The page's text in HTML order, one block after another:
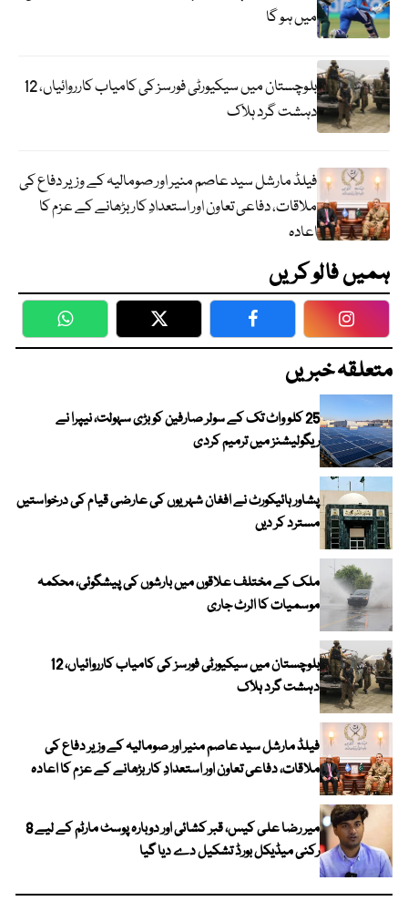
میں ہو گا
بلوچستان میں سیکیورٹی فورسز کی کامیاب کارروائیاں، 12
دہشت گرد ہلاک
فیلڈ مارشل سید عاصم منیر اور صومالیہ کے وزیر دفاع کی
ملاقات، دفاعی تعاون اور استعدادِ کار بڑھانے کے عزم کا
اعادہ
ہمیں فالو کریں
WhatsApp Twitter Facebook
متعلقہ خبریں
25 کلو واٹ تک کے سولر صارفین کو بڑی سہولت، نیپرا نے
ریگولیشنز میں ترمیم کردی
پشاور ہائیکورٹ نے افغان شہریوں کی عارضی قیام کی درخواستیں
مسترد کر دیں
ملک کے مختلف علاقوں میں بارشوں کی پیشگوئی، محکمہ
موسمیات کا الرٹ جاری
بلوچستان میں سیکیورٹی فورسز کی کامیاب کارروائیاں، 12
دہشت گرد ہلاک
فیلڈ مارشل سید عاصم منیر اور صومالیہ کے وزیر دفاع کی
ملاقات، دفاعی تعاون اور استعدادِ کار بڑھانے کے عزم کا اعادہ
میر رضا علی کیس، قبر کشائی اور دوبارہ پوسٹ مارٹم کے لیے 8
رکنی میڈیکل بورڈ تشکیل دے دیا گیا